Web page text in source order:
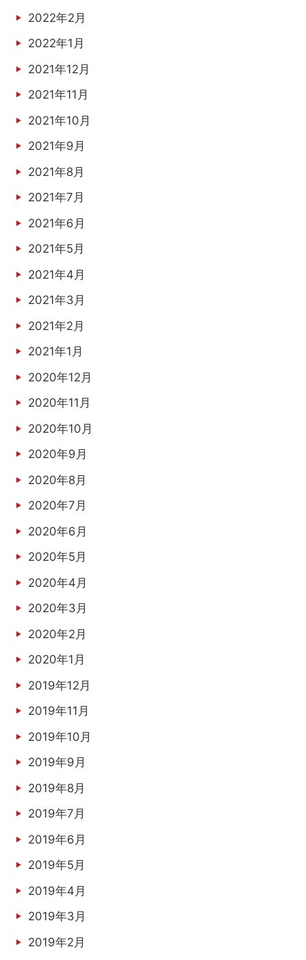
2022年2月
2022年1月
2021年12月
2021年11月
2021年10月
2021年9月
2021年8月
2021年7月
2021年6月
2021年5月
2021年4月
2021年3月
2021年2月
2021年1月
2020年12月
2020年11月
2020年10月
2020年9月
2020年8月
2020年7月
2020年6月
2020年5月
2020年4月
2020年3月
2020年2月
2020年1月
2019年12月
2019年11月
2019年10月
2019年9月
2019年8月
2019年7月
2019年6月
2019年5月
2019年4月
2019年3月
2019年2月